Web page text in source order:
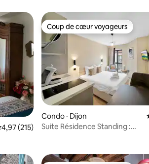
plus aimés
moyenne de 4,97 sur 5, 215
4,97 (215)
Coup de cœur voyageurs
Coup de cœur voyageurs
Condo · Dijon
Suite Résidence Standing :